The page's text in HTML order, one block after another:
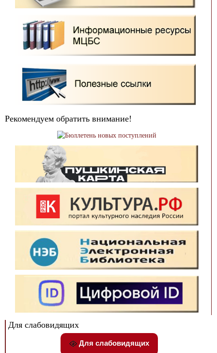
Рекомендуем обратить внимание!
Для слабовидящих
Для слабовидящих